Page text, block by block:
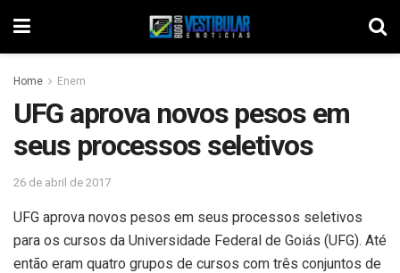
Home Enem
UFG aprova novos pesos em
seus processos seletivos
26 de abril de 2017
UFG aprova novos pesos em seus processos seletivos
para os cursos da Universidade Federal de Goiás (UFG). Até
então eram quatro grupos de cursos com três conjuntos de